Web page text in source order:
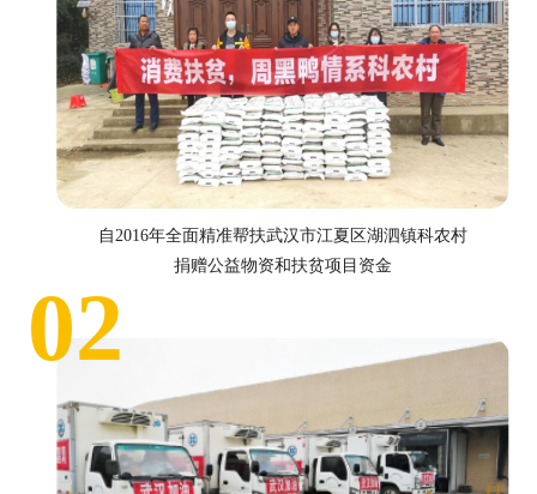
自2016年全面精准帮扶武汉市江夏区湖泗镇科农村
捐赠公益物资和扶贫项目资金
02